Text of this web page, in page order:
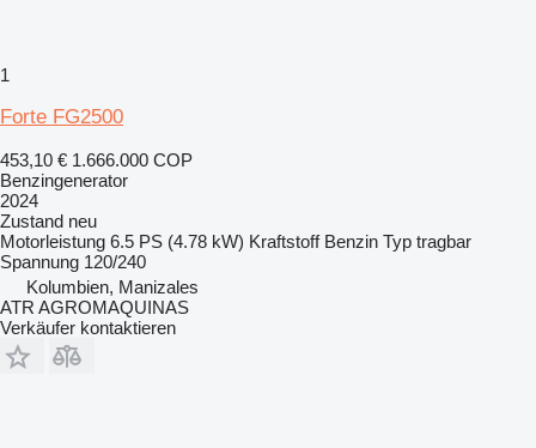
1
Forte FG2500
453,10 € 1.666.000 COP
Benzingenerator
2024
Zustand neu
Motorleistung 6.5 PS (4.78 kW) Kraftstoff Benzin Typ tragbar
Spannung 120/240
Kolumbien, Manizales
ATR AGROMAQUINAS
Verkäufer kontaktieren